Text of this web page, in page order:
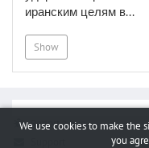
иранским целям в...
Show
Report a bug
We use cookies to make the
you